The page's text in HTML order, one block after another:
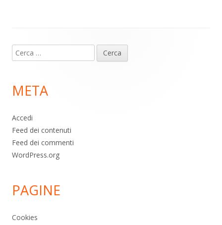
piè
pagina
Ricerca
per:
META
Accedi
Feed dei contenuti
Feed dei commenti
WordPress.org
PAGINE
Cookies